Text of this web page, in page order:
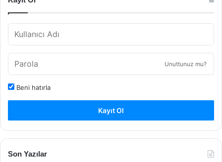
Unuttunuz mu?
Beni hatırla
Kayıt Ol
Son Yazılar